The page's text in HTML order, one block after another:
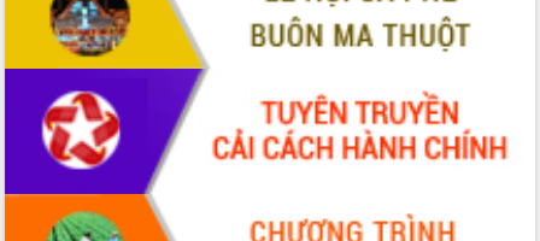
Đắk Lắk sơ kết 4 năm triển khai thực
hiện Đề án 06 của Chính phủ
Họp báo thông tin về Hội nghị Công bố
Quy hoạch và Xúc tiến đầu tư tỉnh Đắk
Lắk
Khơi thông điểm nghẽn, đẩy nhanh
giải ngân vốn khắc phục thiên tai
HĐND tỉnh thông qua điều chỉnh Quy
hoạch tỉnh thời kỳ 2021-2030